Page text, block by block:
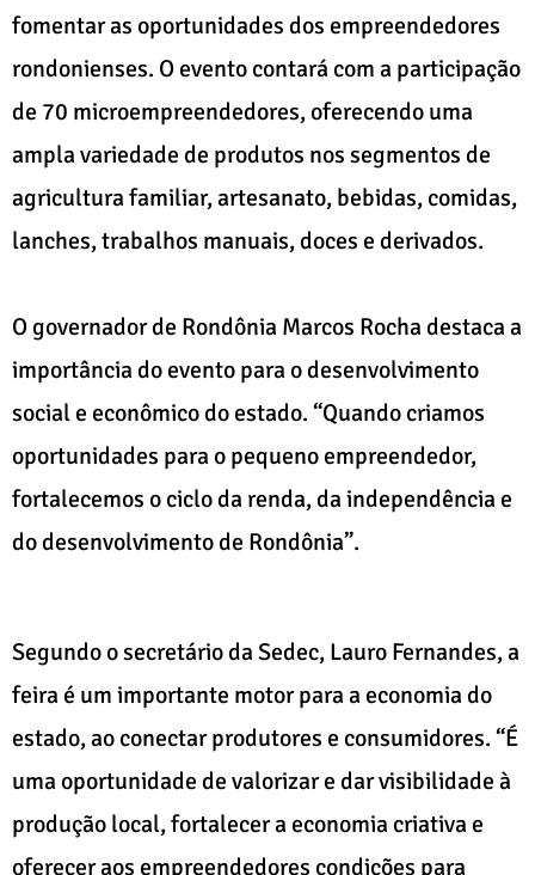
fomentar as oportunidades dos empreendedores
rondonienses. O evento contará com a participação
de 70 microempreendedores, oferecendo uma
ampla variedade de produtos nos segmentos de
agricultura familiar, artesanato, bebidas, comidas,
lanches, trabalhos manuais, doces e derivados.
O governador de Rondônia Marcos Rocha destaca a
importância do evento para o desenvolvimento
social e econômico do estado. “Quando criamos
oportunidades para o pequeno empreendedor,
fortalecemos o ciclo da renda, da independência e
do desenvolvimento de Rondônia”.
Segundo o secretário da Sedec, Lauro Fernandes, a
feira é um importante motor para a economia do
estado, ao conectar produtores e consumidores. “É
uma oportunidade de valorizar e dar visibilidade à
produção local, fortalecer a economia criativa e
oferecer aos empreendedores condições para